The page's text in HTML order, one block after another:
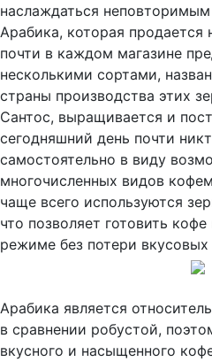
наслаждаться неповторимым
Арабика, которая продается
почти в каждом магазине
несколькими сортами,
страны производства этих
Сантос, выращивается и
сегодняшний день почти
самостоятельно в виду
многочисленных видов
чаще всего используются
что позволяет готовить
режиме без потери вкусовых
Арабика является
в сравнении робустой,
вкусного и насыщенного